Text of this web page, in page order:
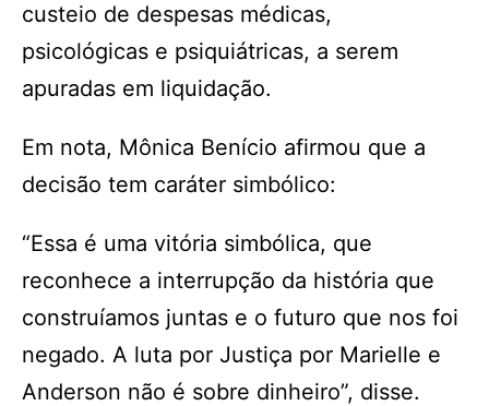
custeio de despesas médicas,
psicológicas e psiquiátricas, a serem
apuradas em liquidação.
Em nota, Mônica Benício afirmou que a
decisão tem caráter simbólico:
“Essa é uma vitória simbólica, que
reconhece a interrupção da história que
construíamos juntas e o futuro que nos foi
negado. A luta por Justiça por Marielle e
Anderson não é sobre dinheiro”, disse.